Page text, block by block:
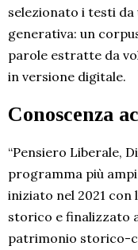
selezionato i testi
generativa: un
parole estratte da
in versione digitale.
Conoscenza
“Pensiero Liberale,
programma più
iniziato nel 2021 con
storico e finalizzato
patrimonio storico-